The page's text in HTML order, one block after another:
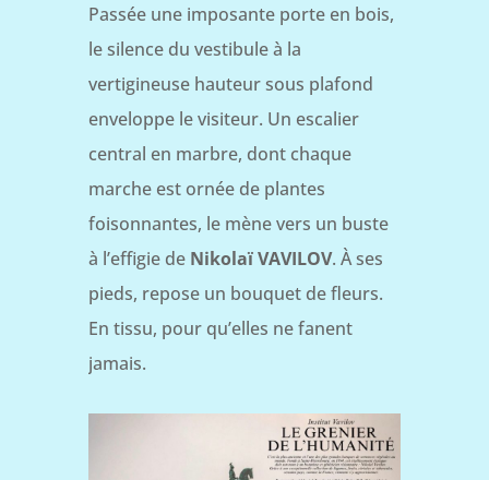
Passée une imposante porte en bois,
le silence du vestibule à la
vertigineuse hauteur sous plafond
enveloppe le visiteur. Un escalier
central en marbre, dont chaque
marche est ornée de plantes
foisonnantes, le mène vers un buste
à l’effigie de Nikolaï VAVILOV. À ses
pieds, repose un bouquet de fleurs.
En tissu, pour qu’elles ne fanent
jamais.